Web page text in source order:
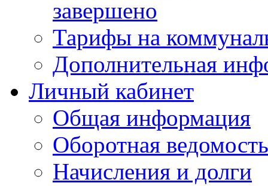
завершено
Тарифы на
Дополнительная
Личный кабинет
Общая информация
Оборотная ведомость
Начисления и долги